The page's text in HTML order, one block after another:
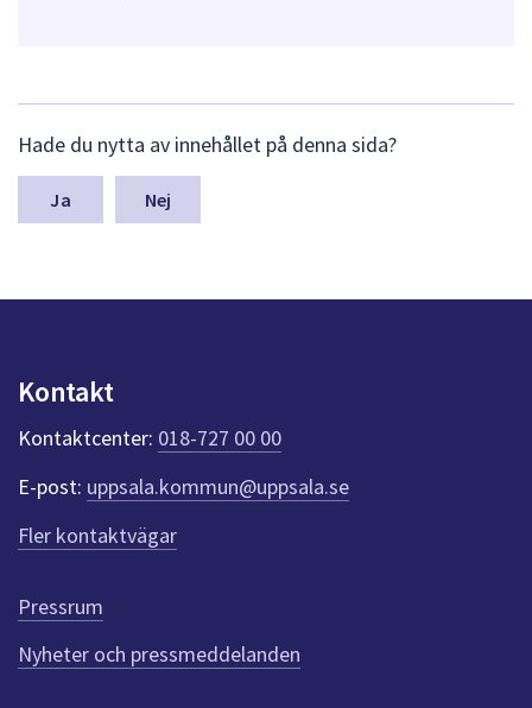
ä
m
a
n
k
e
r
f
ö
r
e
n
n
a
Hade du nytta av innehållet på denna sida?
Nej
Kontakt
Kontaktcenter: 018-727 00 00
E-post: uppsala.kommun@uppsala.se
Fler kontaktvägar
Pressrum
Nyheter och pressmeddelanden